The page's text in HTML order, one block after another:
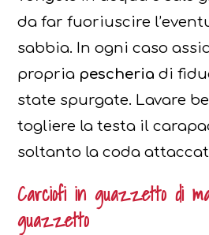
da far fuoriuscire
sabbia. In ogni caso
propria pescheria di
state spurgate. Lavare
togliere la testa il
soltanto la coda
Carciofi in guazzetto di
guazzetto